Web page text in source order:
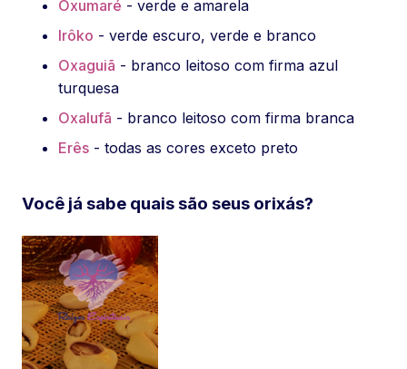
Oxumaré - verde e amarela
Irôko - verde escuro, verde e branco
Oxaguiã - branco leitoso com firma azul
turquesa
Oxalufã - branco leitoso com firma branca
Erês - todas as cores exceto preto
Você já sabe quais são seus orixás?